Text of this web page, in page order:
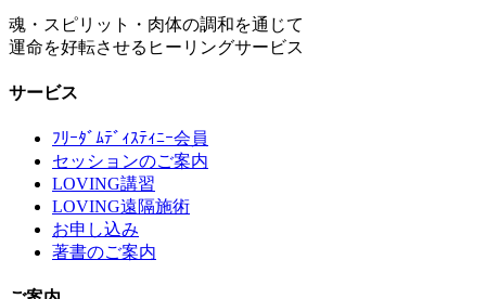
魂・スピリット・肉体の調和を通じて
運命を好転させるヒーリングサービス
サービス
ﾌﾘｰﾀﾞﾑﾃﾞｨｽﾃｨﾆｰ会員
セッションのご案内
LOVING講習
LOVING遠隔施術
お申し込み
著書のご案内